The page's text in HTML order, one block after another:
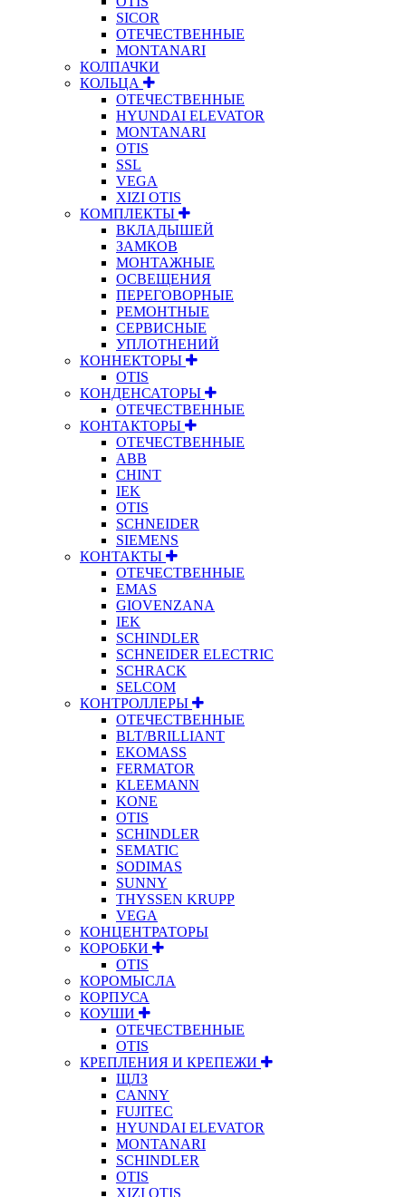
SICOR
ОТЕЧЕСТВЕННЫЕ
MONTANARI
КОЛПАЧКИ
КОЛЬЦА
ОТЕЧЕСТВЕННЫЕ
HYUNDAI ELEVATOR
MONTANARI
OTIS
SSL
VEGA
XIZI OTIS
КОМПЛЕКТЫ
ВКЛАДЫШЕЙ
ЗАМКОВ
МОНТАЖНЫЕ
ОСВЕЩЕНИЯ
ПЕРЕГОВОРНЫЕ
РЕМОНТНЫЕ
СЕРВИСНЫЕ
УПЛОТНЕНИЙ
КОННЕКТОРЫ
OTIS
КОНДЕНСАТОРЫ
ОТЕЧЕСТВЕННЫЕ
КОНТАКТОРЫ
ОТЕЧЕСТВЕННЫЕ
ABB
CHINT
IEK
OTIS
SCHNEIDER
SIEMENS
КОНТАКТЫ
ОТЕЧЕСТВЕННЫЕ
EMAS
GIOVENZANA
IEK
SCHINDLER
SCHNEIDER ELECTRIC
SCHRACK
SELCOM
КОНТРОЛЛЕРЫ
ОТЕЧЕСТВЕННЫЕ
BLT/BRILLIANT
EKOMASS
FERMATOR
KLEEMANN
KONE
OTIS
SCHINDLER
SEMATIC
SODIMAS
SUNNY
THYSSEN KRUPP
VEGA
КОНЦЕНТРАТОРЫ
КОРОБКИ
OTIS
КОРОМЫСЛА
КОРПУСА
КОУШИ
ОТЕЧЕСТВЕННЫЕ
OTIS
КРЕПЛЕНИЯ И КРЕПЕЖИ
ЩЛЗ
CANNY
FUJITEC
HYUNDAI ELEVATOR
MONTANARI
SCHINDLER
OTIS
XIZI OTIS